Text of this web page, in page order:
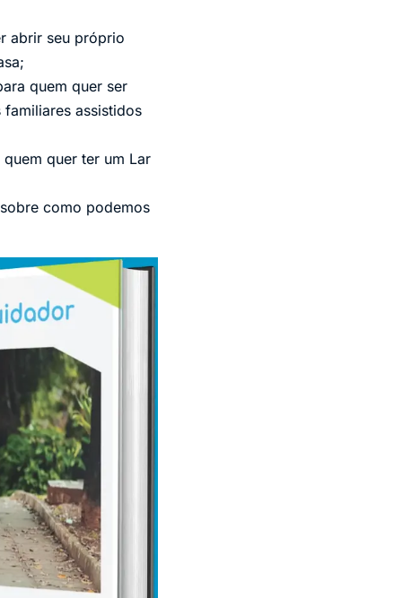
abrir seu próprio
quem quer ser
assistidos
quer ter um Lar
como podemos